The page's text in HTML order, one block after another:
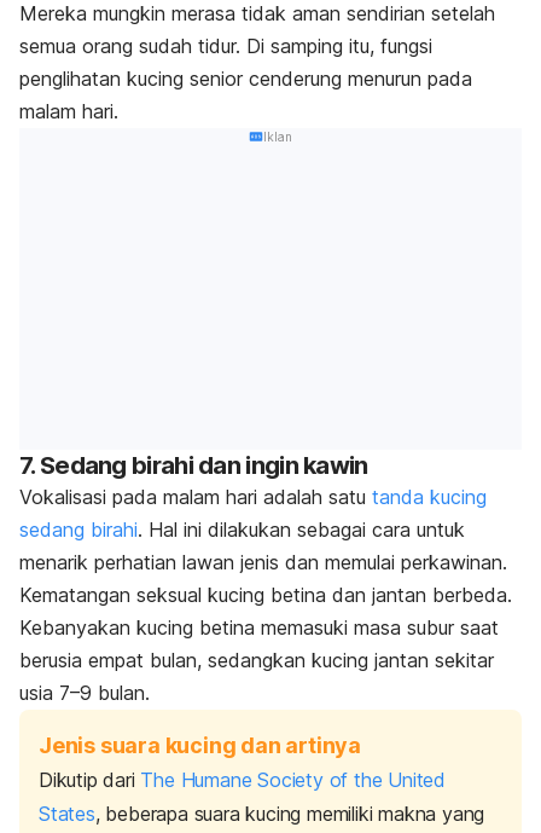
Mereka mungkin merasa tidak aman sendirian setelah
semua orang sudah tidur. Di samping itu, fungsi
penglihatan kucing senior cenderung menurun pada
malam hari.
Iklan
7. Sedang birahi dan ingin kawin
Vokalisasi pada malam hari adalah satu tanda kucing
sedang birahi. Hal ini dilakukan sebagai cara untuk
menarik perhatian lawan jenis dan memulai perkawinan.
Kematangan seksual kucing betina dan jantan berbeda.
Kebanyakan kucing betina memasuki masa subur saat
berusia empat bulan, sedangkan kucing jantan sekitar
usia 7–9 bulan.
Jenis suara kucing dan artinya
Dikutip dari The Humane Society of the United
States, beberapa suara kucing memiliki makna yang